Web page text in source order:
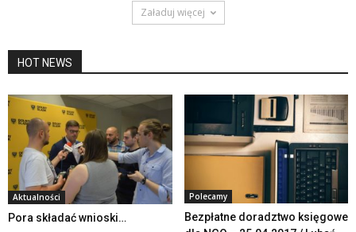
Załaduj więcej
HOT NEWS
Aktualności
Pora składać wnioski…
Polecamy
Bezpłatne doradztwo księgowe